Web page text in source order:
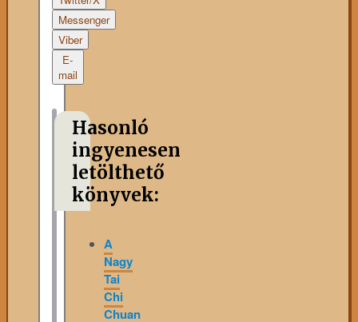
Messenger
Viber
E-
mail
Hasonló
ingyenesen
letölthető
könyvek:
A
Nagy
Tai
Chi
Chuan